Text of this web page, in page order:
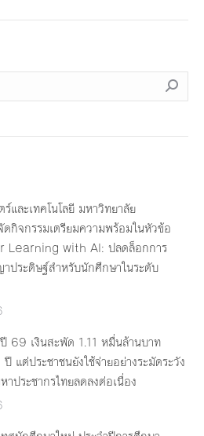
และเทคโนโลยี มหาวิทยาลัย
กิจกรรมเตรียมความพร้อมในหัวข้อ
Learning with AI: ปลดล็อกการ
ประดิษฐ์สำหรับนักศึกษาในระดับ
69 เงินสะพัด 1.11 หมื่นล้านบาท
แต่ประชาชนยังใช้จ่ายอย่างระมัดระวัง
ประชากรไทยลดลงต่อเนื่อง